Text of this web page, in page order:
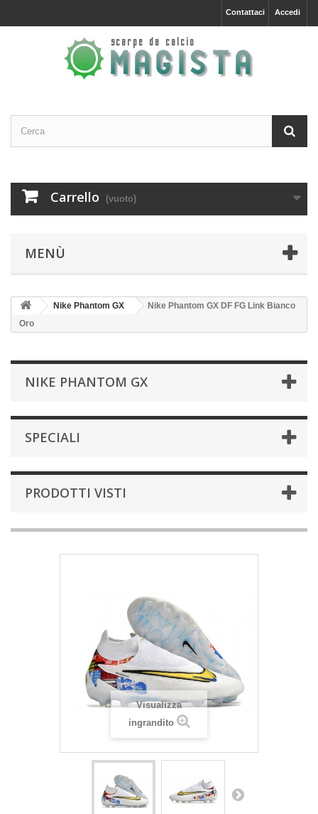
Accedi
Contattaci
Carrello (vuoto)
MENÙ
Nike Phantom GX
Nike Phantom GX DF FG Link Bianco
Oro
NIKE PHANTOM GX
SPECIALI
PRODOTTI VISTI
Visualizza
ingrandito